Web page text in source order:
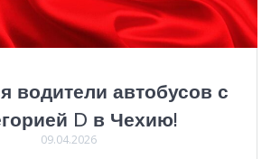
водители автобусов с
D в Чехию!
09.04.2026